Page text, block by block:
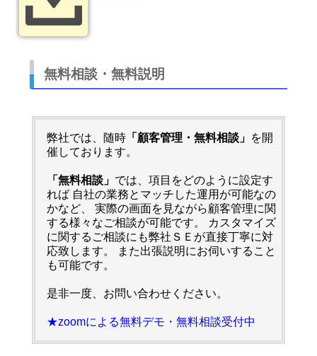
無料相談・無料説明
弊社では、随時「顧客管理・無料相談」 を開
催しております。
「無料相談」 では、項目をどのように設定す
れば 自社の業務とマッチした運用が可能なの
かなど、 実際の画面を見ながら顧客管理に関
する様々なご相談が可能です。 カスタマイズ
に関するご相談にも弊社ＳＥが直接丁寧に対
応致します。 また出張説明にお伺いすること
も可能です。
是非一度、お問い合わせください。
★zoomによる無料デモ・無料相談受付中